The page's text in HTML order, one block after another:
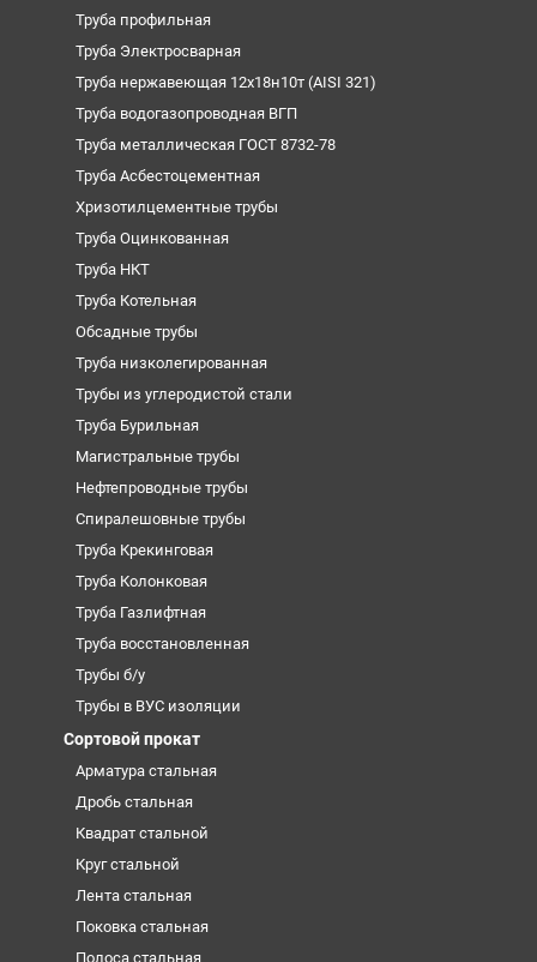
Труба профильная
Труба Электросварная
Труба нержавеющая 12х18н10т (AISI 321)
Труба водогазопроводная ВГП
Труба металлическая ГОСТ 8732-78
Труба Асбестоцементная
Хризотилцементные трубы
Труба Оцинкованная
Труба НКТ
Труба Котельная
Обсадные трубы
Труба низколегированная
Трубы из углеродистой стали
Труба Бурильная
Магистральные трубы
Нефтепроводные трубы
Спиралешовные трубы
Труба Крекинговая
Труба Колонковая
Труба Газлифтная
Труба восстановленная
Трубы б/у
Трубы в ВУС изоляции
Сортовой прокат
Арматура стальная
Дробь стальная
Квадрат стальной
Круг стальной
Лента стальная
Поковка стальная
Полоса стальная